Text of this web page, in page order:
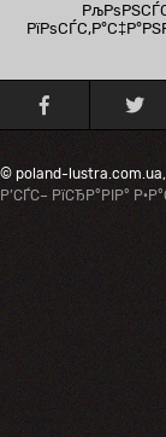
© poland-
Р’СЃС– РїСЂР°РІР°